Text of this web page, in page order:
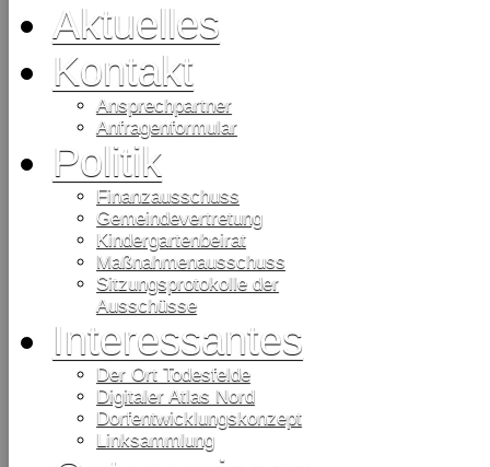
Aktuelles
Kontakt
Ansprechpartner
Anfragenformular
Politik
Finanzausschuss
Gemeindevertretung
Kindergartenbeirat
Maßnahmenausschuss
Sitzungsprotokolle der
Ausschüsse
Interessantes
Der Ort Todesfelde
Digitaler Atlas Nord
Dorfentwicklungskonzept
Linksammlung